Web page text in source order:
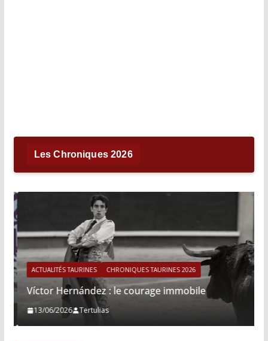
Les Chroniques 2026
ACTUALITÉS TAURINES CHRONIQUES TAURINES 2026
Víctor Hernández : le courage immobile
13/06/2026 Tertulias